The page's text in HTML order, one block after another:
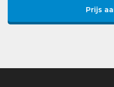
Prijs